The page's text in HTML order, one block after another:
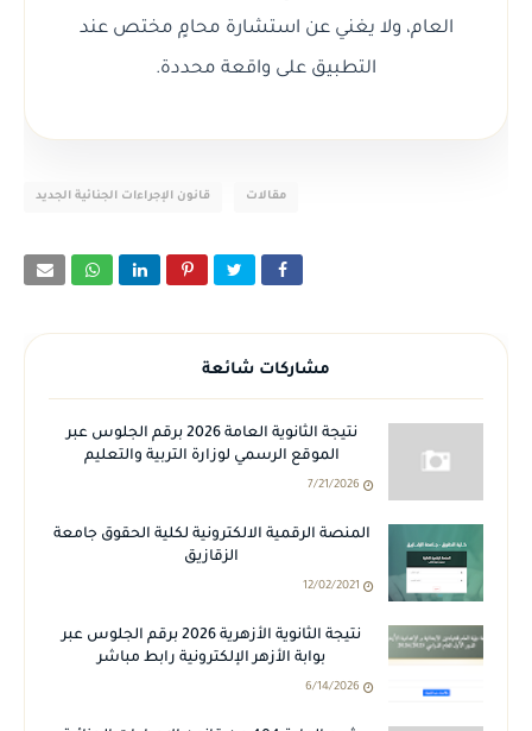
العام، ولا يغني عن استشارة محامٍ مختص عند
التطبيق على واقعة محددة.
قانون الإجراءات الجنائية الجديد مقالات
مشاركات شائعة
نتيجة الثانوية العامة 2026 برقم الجلوس عبر
الموقع الرسمي لوزارة التربية والتعليم
7/21/2026
المنصة الرقمية الالكترونية لكلية الحقوق جامعة
الزقازيق
12/02/2021
نتيجة الثانوية الأزهرية 2026 برقم الجلوس عبر
بوابة الأزهر الإلكترونية رابط مباشر
6/14/2026